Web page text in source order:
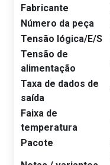
Fabricante
Número da peça
Tensão lógica/E/S
Tensão de
alimentação
Taxa de dados de
saída
Faixa de
temperatura
Pacote